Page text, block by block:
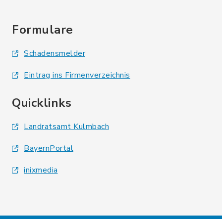
Formulare
Schadensmelder
Eintrag ins Firmenverzeichnis
Quicklinks
Landratsamt Kulmbach
BayernPortal
inixmedia